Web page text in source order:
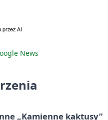
News
„Kamienne kaktusy”